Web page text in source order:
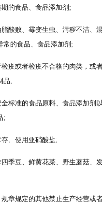
的食品、食品添加剂;
败、霉变生虫、污秽不洁、
常的食品、食品添加剂;
或者检疫不合格的肉类，或
品;
准的食品原料、食品添加剂以
;
、使用亚硝酸盐;
豆、鲜黄花菜、野生蘑菇、
规定的其他禁止生产经营或